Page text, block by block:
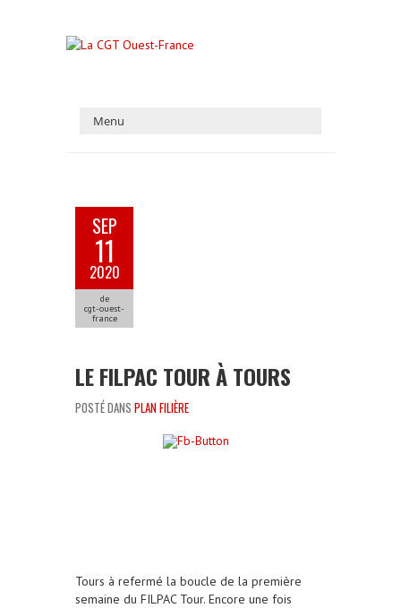
SEP
11
2020
de
cgt-ouest-
france
LE FILPAC TOUR À TOURS
POSTÉ DANS PLAN FILIÈRE
Tours à refermé la boucle de la première
semaine du FILPAC Tour. Encore une fois